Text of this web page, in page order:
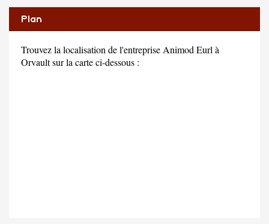
Plan
Trouvez la localisation de l'entreprise Animod Eurl à
Orvault sur la carte ci-dessous :